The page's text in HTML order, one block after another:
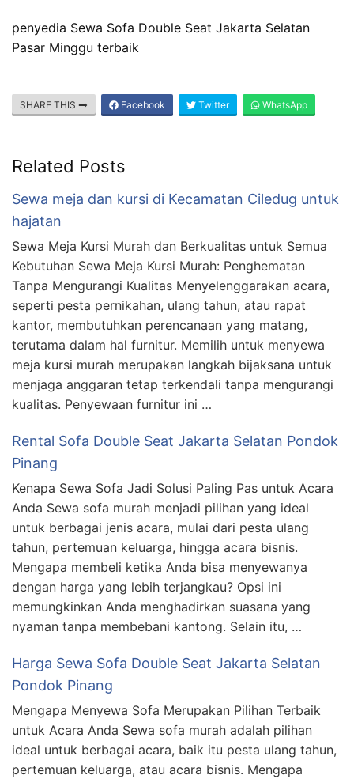
penyedia Sewa Sofa Double Seat Jakarta Selatan
Pasar Minggu terbaik
SHARE THIS Facebook Twitter WhatsApp
Related Posts
Sewa meja dan kursi di Kecamatan Ciledug untuk
hajatan
Sewa Meja Kursi Murah dan Berkualitas untuk Semua
Kebutuhan Sewa Meja Kursi Murah: Penghematan
Tanpa Mengurangi Kualitas Menyelenggarakan acara,
seperti pesta pernikahan, ulang tahun, atau rapat
kantor, membutuhkan perencanaan yang matang,
terutama dalam hal furnitur. Memilih untuk menyewa
meja kursi murah merupakan langkah bijaksana untuk
menjaga anggaran tetap terkendali tanpa mengurangi
kualitas. Penyewaan furnitur ini …
Rental Sofa Double Seat Jakarta Selatan Pondok
Pinang
Kenapa Sewa Sofa Jadi Solusi Paling Pas untuk Acara
Anda Sewa sofa murah menjadi pilihan yang ideal
untuk berbagai jenis acara, mulai dari pesta ulang
tahun, pertemuan keluarga, hingga acara bisnis.
Mengapa membeli ketika Anda bisa menyewanya
dengan harga yang lebih terjangkau? Opsi ini
memungkinkan Anda menghadirkan suasana yang
nyaman tanpa membebani kantong. Selain itu, …
Harga Sewa Sofa Double Seat Jakarta Selatan
Pondok Pinang
Mengapa Menyewa Sofa Merupakan Pilihan Terbaik
untuk Acara Anda Sewa sofa murah adalah pilihan
ideal untuk berbagai acara, baik itu pesta ulang tahun,
pertemuan keluarga, atau acara bisnis. Mengapa